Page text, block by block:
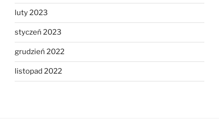
luty 2023
styczeń 2023
grudzień 2022
listopad 2022